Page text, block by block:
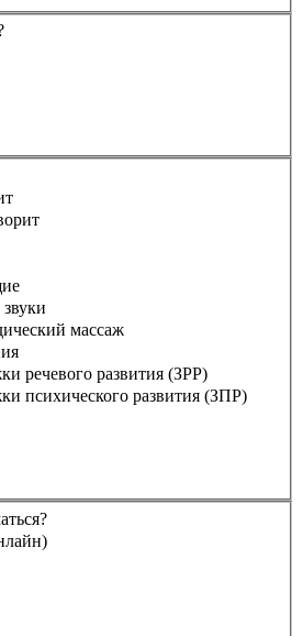
массаж
речевого развития (ЗРР)
психического развития (ЗПР)